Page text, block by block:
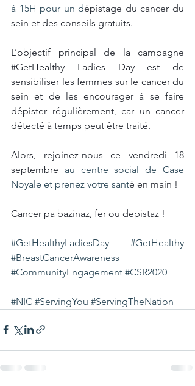
à 15H pour un dépistage du cancer du
sein et des conseils gratuits.
#GetHealthy Ladies Day est de
sensibiliser les femmes sur le cancer du
sein et de les encourager à se faire
dépister régulièrement, car un cancer
détecté à temps peut être traité.
Alors, rejoinez-nous ce vendredi 18
septembre au centre social de Case
Noyale et prenez votre santé en main !
Cancer pa bazinaz, fer ou depistaz !
#GetHealthyLadiesDay
#GetHealthy
#BreastCancerAwareness
#CommunityEngagement #CSR2020
#NIC #ServingYou #ServingTheNation